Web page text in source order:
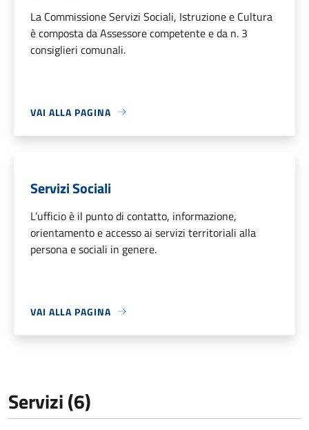
La Commissione Servizi Sociali, Istruzione e Cultura
è composta da Assessore competente e da n. 3
consiglieri comunali.
VAI ALLA PAGINA
Servizi Sociali
L’ufficio è il punto di contatto, informazione,
orientamento e accesso ai servizi territoriali alla
persona e sociali in genere.
VAI ALLA PAGINA
Servizi (6)